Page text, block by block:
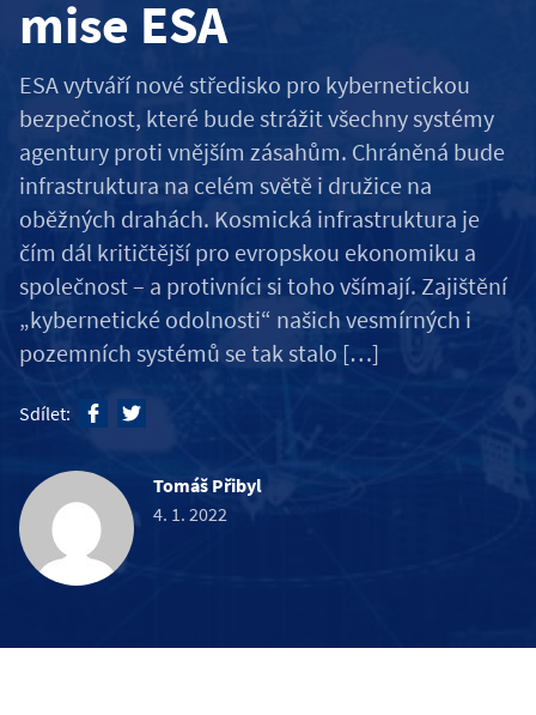
mise ESA
ESA vytváří nové středisko pro kybernetickou
bezpečnost, které bude strážit všechny systémy
agentury proti vnějším zásahům. Chráněná bude
infrastruktura na celém světě i družice na
oběžných drahách. Kosmická infrastruktura je
čím dál kritičtější pro evropskou ekonomiku a
společnost – a protivníci si toho všímají. Zajištění
„kybernetické odolnosti“ našich vesmírných i
pozemních systémů se tak stalo […]
Sdílet:
Tomáš Přibyl
4. 1. 2022